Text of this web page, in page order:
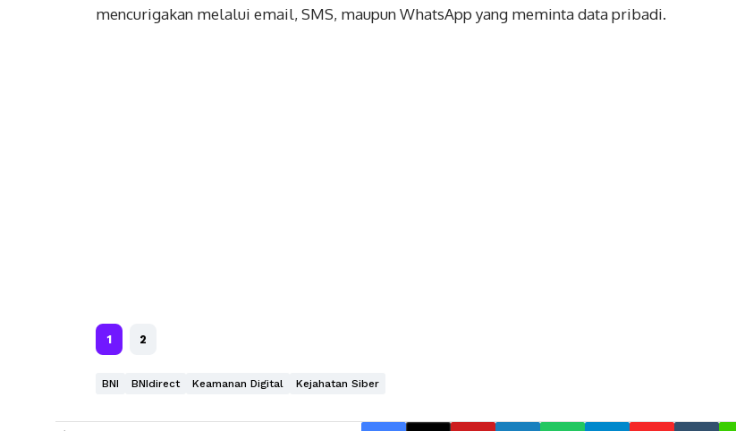
mencurigakan melalui email, SMS, maupun WhatsApp yang meminta data pribadi.
1 2
BNI BNIdirect Keamanan Digital Kejahatan Siber